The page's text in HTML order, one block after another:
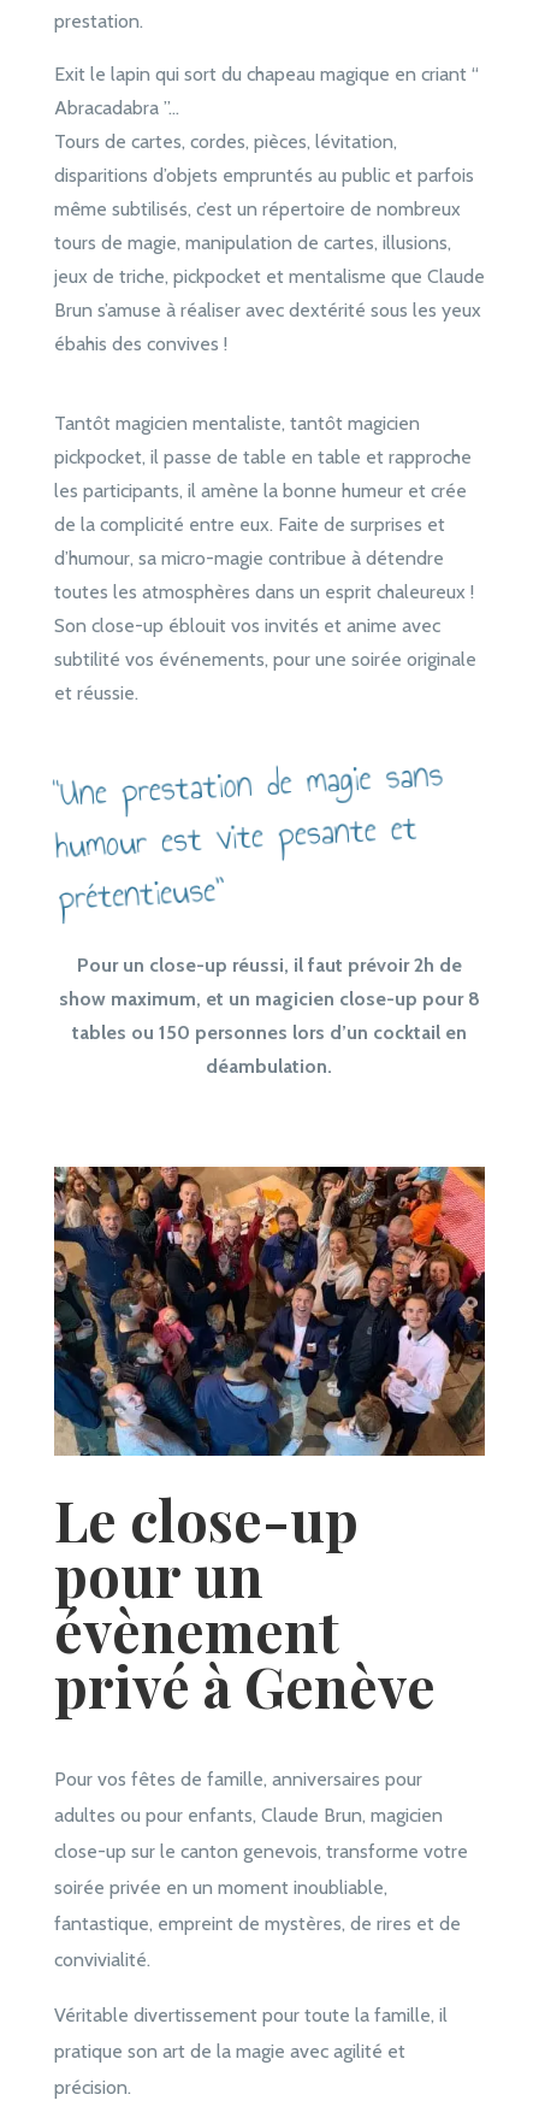
prestation.
Exit le lapin qui sort du chapeau magique en criant “
Abracadabra ”…
Tours de cartes, cordes, pièces, lévitation,
disparitions d’objets empruntés au public et parfois
même subtilisés, c’est un répertoire de nombreux
tours de magie, manipulation de cartes, illusions,
jeux de triche, pickpocket et mentalisme que Claude
Brun s’amuse à réaliser avec dextérité sous les yeux
ébahis des convives !
Tantôt magicien mentaliste, tantôt magicien
pickpocket, il passe de table en table et rapproche
les participants, il amène la bonne humeur et crée
de la complicité entre eux. Faite de surprises et
d’humour, sa micro-magie contribue à détendre
toutes les atmosphères dans un esprit chaleureux !
Son close-up éblouit vos invités et anime avec
subtilité vos événements, pour une soirée originale
et réussie.
“Une prestation de magie sans
humour est vite pesante et
prétentieuse”
Pour un close-up réussi, il faut prévoir 2h de
show maximum, et un magicien close-up pour 8
tables ou 150 personnes lors d’un cocktail en
déambulation.
Le close-up
pour un
évènement
privé à Genève
Pour vos fêtes de famille, anniversaires pour
adultes ou pour enfants, Claude Brun, magicien
close-up sur le canton genevois, transforme votre
soirée privée en un moment inoubliable,
fantastique, empreint de mystères, de rires et de
convivialité.
Véritable divertissement pour toute la famille, il
pratique son art de la magie avec agilité et
précision.